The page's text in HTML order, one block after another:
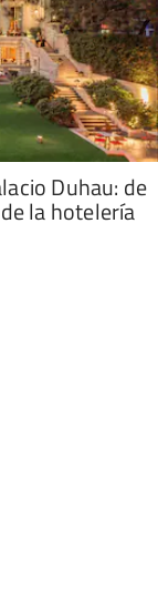
Duhau: de
la hotelería